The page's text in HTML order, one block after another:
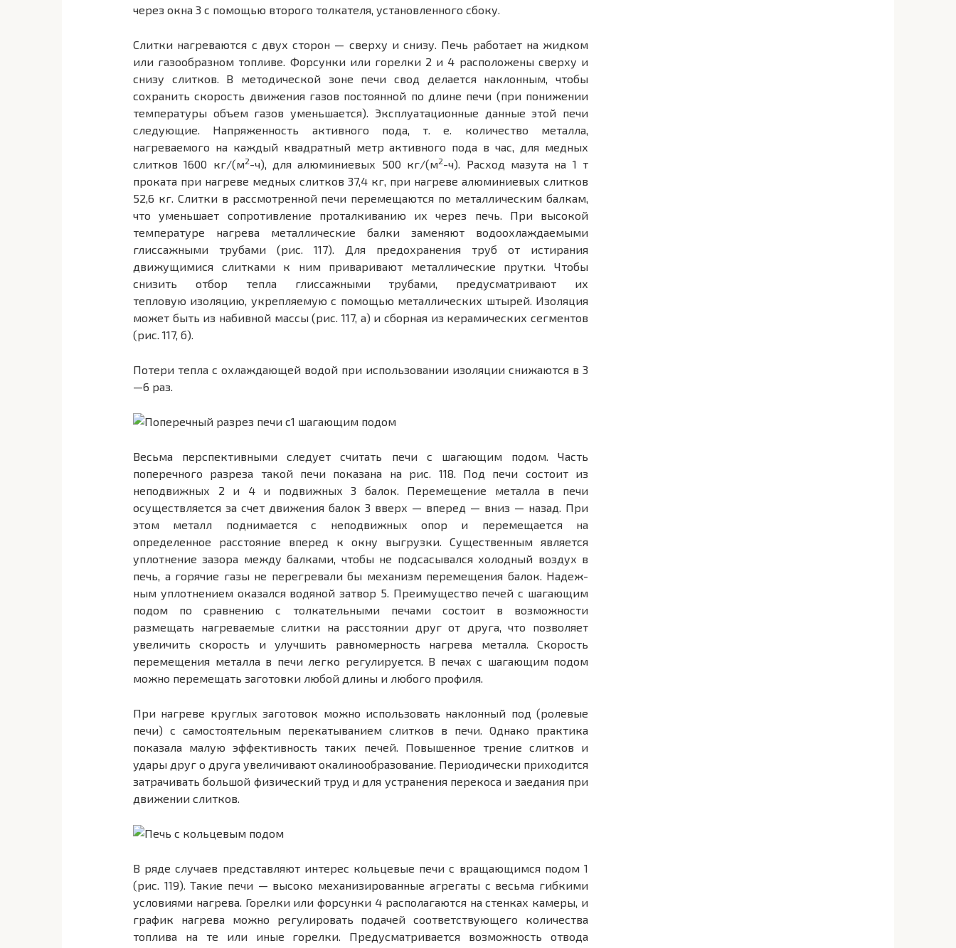
через окна 3 с помощью второго толкателя, установленного сбоку.
Слитки нагреваются с двух сторон — сверху и снизу. Печь работает на жидком
или газообразном топливе. Форсунки или горелки 2 и 4 расположены сверху и
сни­зу слитков. В методической зоне печи свод делается на­клонным, чтобы
сохранить скорость движения газов по­стоянной по длине печи (при понижении
температуры объем газов уменьшается). Эксплуатационные данные этой печи
следующие. Напряженность активного пода, т. е. количество металла,
нагреваемого на каждый квад­ратный метр активного пода в час, для медных
слитков 1600 кг/(м2-ч), для алюминиевых 500 кг/(м2-ч). Расход мазута на 1 т
проката при нагреве медных слитков 37,4 кг, при нагреве алюминиевых слитков
52,6 кг. Слит­ки в рассмотренной печи перемещаются по металличес­ким балкам,
что уменьшает сопротивление проталкива­нию их через печь. При высокой
температуре нагрева металлические балки заменяют водоохлаждаемыми
глиссажными трубами (рис. 117). Для предохранения труб от истирания
движущимися слитками к ним приварива­ют металлические прутки. Чтобы
снизить отбор тепла глиссажными трубами, предусматривают их
тепловую изоляцию, укрепляемую с помощью металлических шты­рей. Изоляция
может быть из набивной массы (рис. 117, а) и сборная из керамических сегментов
(рис. 117, б).
Потери тепла с охлаждающей водой при использовании изоляции снижаются в 3
—6 раз.
Весьма перспективными следует считать печи с ша­гающим подом. Часть
поперечного разреза такой печи показана на рис. 118. Под печи состоит из
неподвижных 2 и 4 и подвижных 3 балок. Перемещение металла в печи
осуществляется за счет движения балок 3 вверх — вперед — вниз — назад. При
этом металл поднимается с неподвижных опор и перемещается на
определенное расстояние вперед к окну выгрузки. Существенным является
уплотнение зазора между балками, чтобы не под­сасывался холодный воздух в
печь, а горячие газы не перегревали бы механизм перемещения балок. Надеж­
ным уплотнением оказался водяной затвор 5. Преимуще­ство печей с шагающим
подом по сравнению с толка­тельными печами состоит в возможности
размещать нагреваемые слитки на расстоянии друг от друга, что позволяет
увеличить скорость и улучшить равномерность нагрева металла. Скорость
перемещения металла в печи легко регулируется. В печах с шагающим подом
можно перемещать заготовки любой длины и любого профиля.
При нагреве круглых заготовок можно использовать наклонный под (ролевые
печи) с самостоятельным перекатыванием слитков в печи. Однако практика
показала малую эффективность таких печей. Повышенное трение слитков и
удары друг о друга увеличивают окалинообразование. Периодически приходится
затрачивать боль­шой физический труд и для устранения перекоса и зае­дания при
движении слитков.
В ряде случаев представляют интерес кольцевые пе­чи с вращающимся подом 1
(рис. 119). Такие печи — высоко механизированные агрегаты с весьма гибкими
ус­ловиями нагрева. Горелки или форсунки 4 располагаются на стенках камеры, и
график нагрева можно регулиро­вать подачей соответствующего количества
топлива на те или иные горелки. Предусматривается возможность отвода